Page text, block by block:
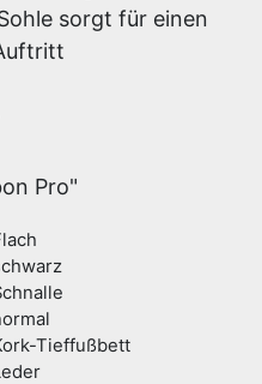
sorgt für einen
Pro"
Tieffußbett